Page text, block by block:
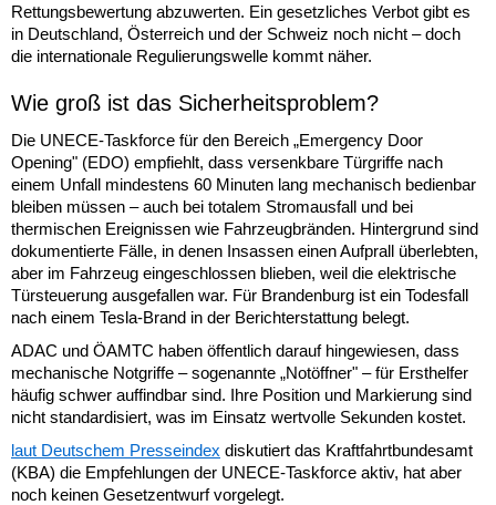
Rettungsbewertung abzuwerten. Ein gesetzliches Verbot gibt es
in Deutschland, Österreich und der Schweiz noch nicht – doch
die internationale Regulierungswelle kommt näher.
Wie groß ist das Sicherheitsproblem?
Die UNECE-Taskforce für den Bereich „Emergency Door
Opening" (EDO) empfiehlt, dass versenkbare Türgriffe nach
einem Unfall mindestens 60 Minuten lang mechanisch bedienbar
bleiben müssen – auch bei totalem Stromausfall und bei
thermischen Ereignissen wie Fahrzeugbränden. Hintergrund sind
dokumentierte Fälle, in denen Insassen einen Aufprall überlebten,
aber im Fahrzeug eingeschlossen blieben, weil die elektrische
Türsteuerung ausgefallen war. Für Brandenburg ist ein Todesfall
nach einem Tesla-Brand in der Berichterstattung belegt.
ADAC und ÖAMTC haben öffentlich darauf hingewiesen, dass
mechanische Notgriffe – sogenannte „Notöffner" – für Ersthelfer
häufig schwer auffindbar sind. Ihre Position und Markierung sind
nicht standardisiert, was im Einsatz wertvolle Sekunden kostet.
laut Deutschem Presseindex diskutiert das Kraftfahrtbundesamt
(KBA) die Empfehlungen der UNECE-Taskforce aktiv, hat aber
noch keinen Gesetzentwurf vorgelegt.